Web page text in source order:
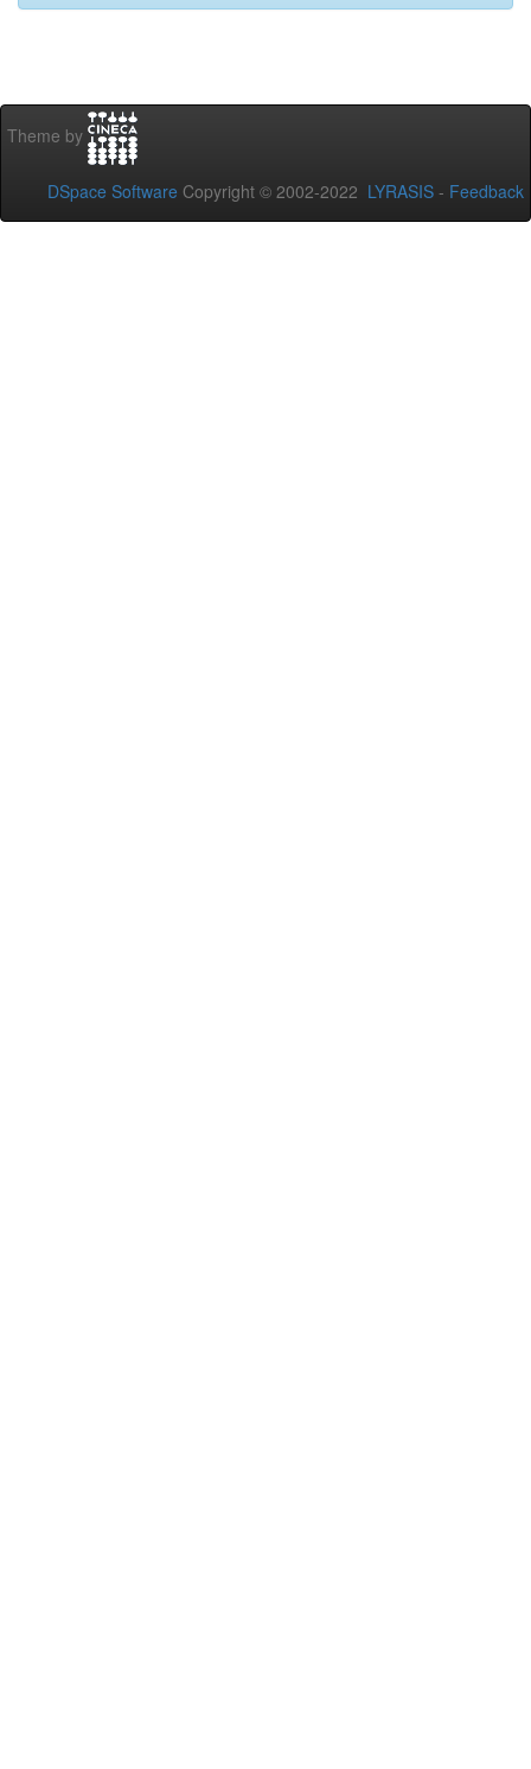
Theme by
DSpace Software Copyright © 2002-2022 LYRASIS - Feedback